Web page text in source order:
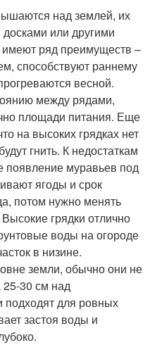
над землей, их
или другими
имеют ряд преимуществ –
способствуют раннему
весной.
между рядами,
площади питания. Еще
на высоких грядках нет
гнить. К недостаткам
появление муравьев под
ягоды и срок
потом нужно менять
грядки отлично
воды на огороде
в низине.
земли, обычно они не
30 см над
подходят для ровных
застоя воды и